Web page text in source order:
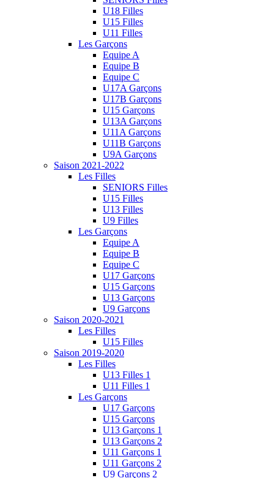
U18 Filles
U15 Filles
U11 Filles
Les Garçons
Equipe A
Equipe B
Equipe C
U17A Garçons
U17B Garçons
U15 Garçons
U13A Garçons
U11A Garçons
U11B Garçons
U9A Garçons
Saison 2021-2022
Les Filles
SENIORS Filles
U15 Filles
U13 Filles
U9 Filles
Les Garçons
Equipe A
Equipe B
Equipe C
U17 Garçons
U15 Garçons
U13 Garçons
U9 Garçons
Saison 2020-2021
Les Filles
U15 Filles
Saison 2019-2020
Les Filles
U13 Filles 1
U11 Filles 1
Les Garçons
U17 Garçons
U15 Garçons
U13 Garçons 1
U13 Garçons 2
U11 Garçons 1
U11 Garçons 2
U9 Garçons 2